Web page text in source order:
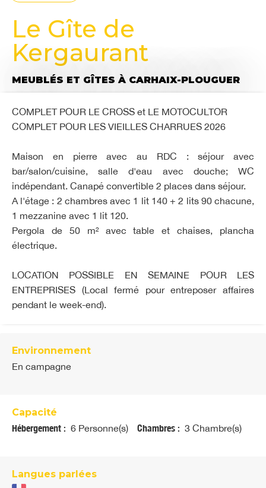
Le Gîte de
Kergaurant
MEUBLÉS ET GÎTES À CARHAIX-PLOUGUER
COMPLET POUR LE CROSS et LE MOTOCULTOR
COMPLET POUR LES VIEILLES CHARRUES 2026
Maison en pierre avec au RDC : séjour avec
bar/salon/cuisine, salle d'eau avec douche; WC
indépendant. Canapé convertible 2 places dans séjour.
A l'étage : 2 chambres avec 1 lit 140 + 2 lits 90 chacune,
1 mezzanine avec 1 lit 120.
Pergola de 50 m² avec table et chaises, plancha
électrique.
LOCATION POSSIBLE EN SEMAINE POUR LES
ENTREPRISES (Local fermé pour entreposer affaires
pendant le week-end).
Environnement
En campagne
Capacité
Hébergement : 6 Personne(s) Chambres : 3 Chambre(s)
Langues parlées